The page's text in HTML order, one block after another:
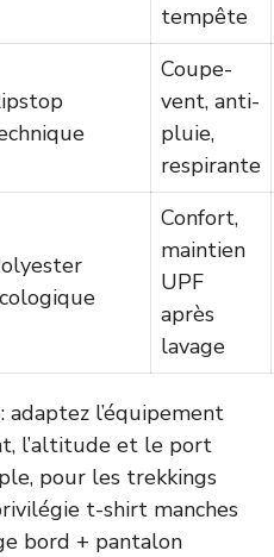
tempête
Coupe-
vent, anti-
pluie,
respirante
Confort,
maintien
UPF
après
lavage
adaptez l’équipement
l’altitude et le port
pour les trekkings
t-shirt manches
bord + pantalon